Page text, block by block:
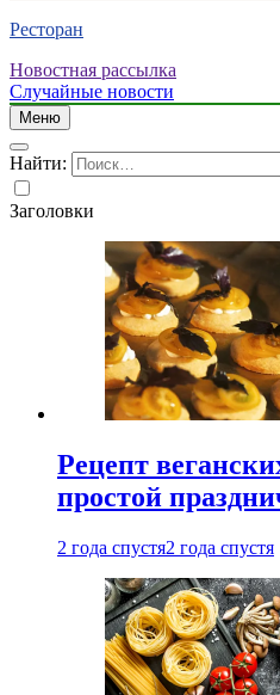
Ресторан
Новостная рассылка
Случайные новости
Меню
Найти:
Заголовки
Рецепт
простой
2 года спустя2 года спустя